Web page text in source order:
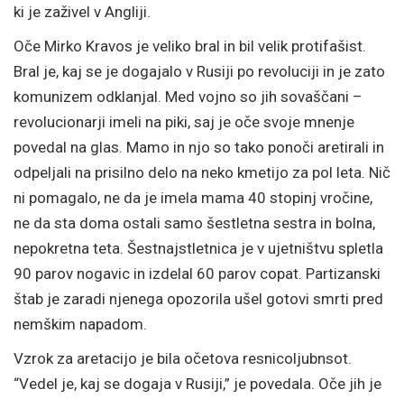
ki je zaživel v Angliji.
Oče Mirko Kravos je veliko bral in bil velik protifašist.
Bral je, kaj se je dogajalo v Rusiji po revoluciji in je zato
komunizem odklanjal. Med vojno so jih sovaščani –
revolucionarji imeli na piki, saj je oče svoje mnenje
povedal na glas. Mamo in njo so tako ponoči aretirali in
odpeljali na prisilno delo na neko kmetijo za pol leta. Nič
ni pomagalo, ne da je imela mama 40 stopinj vročine,
ne da sta doma ostali samo šestletna sestra in bolna,
nepokretna teta. Šestnajstletnica je v ujetništvu spletla
90 parov nogavic in izdelal 60 parov copat. Partizanski
štab je zaradi njenega opozorila ušel gotovi smrti pred
nemškim napadom.
Vzrok za aretacijo je bila očetova resnicoljubnsot.
“Vedel je, kaj se dogaja v Rusiji,” je povedala. Oče jih je